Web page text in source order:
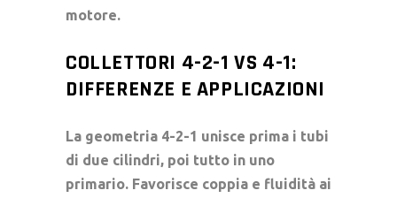
motore.
COLLETTORI 4-2-1 VS 4-1:
DIFFERENZE E APPLICAZIONI
La geometria 4-2-1 unisce prima i tubi
di due cilindri, poi tutto in uno
primario. Favorisce coppia e fluidità ai